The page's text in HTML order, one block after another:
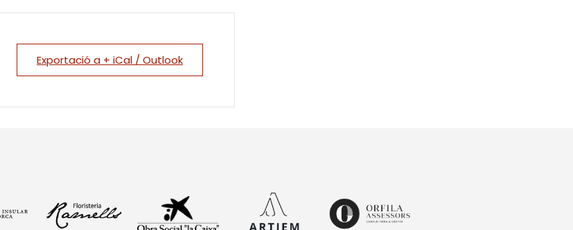
Exportació a + iCal / Outlook